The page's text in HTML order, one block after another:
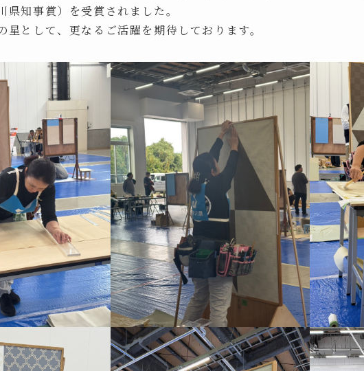
県知事賞）を受賞されました。
星として、更なるご活躍を期待しております。